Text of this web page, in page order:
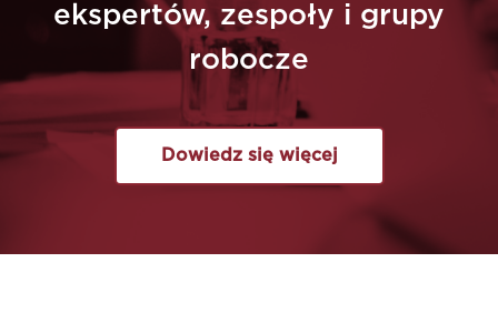
ekspertów, zespoły i grupy
robocze
Dowiedz się więcej